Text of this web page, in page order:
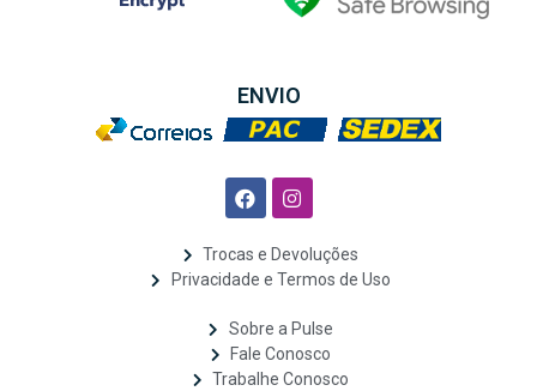
Sobre a Pulse
Fale Conosco
Trabalhe Conosco
Trocas e Devoluções
Privacidade e Termos de Uso
ENVIO